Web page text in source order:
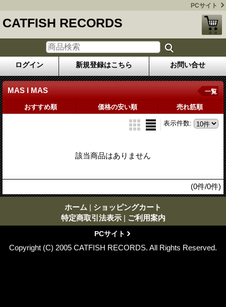
PCサイト
CATFISH RECORDS
ログイン 新規登録はこちら お問い合せ
MAS I MAS 一覧
おすすめ順 価格の安い順 売れ筋順
表示件数:
該当商品はありません
(0件/0件)
ホーム | ショッピングカート
特定商取引法表示 | ご利用案内
PCサイト
Copyright (C) 2005 CATFISH RECORDS. All Rights Reserved.